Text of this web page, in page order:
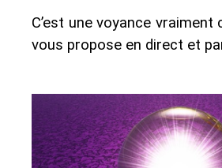
C’est une voyance vraiment
vous propose en direct et